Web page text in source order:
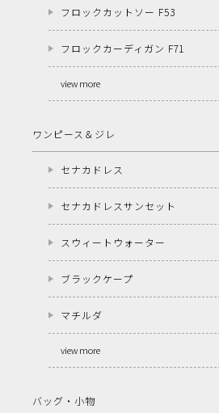
フロックカットソー F53
フロックカーディガン F71
view more
ワンピース＆ジレ
セナカドレス
セナカドレスサンセット
スウィートウォーター
ブラックケープ
マチルダ
view more
バッグ・小物